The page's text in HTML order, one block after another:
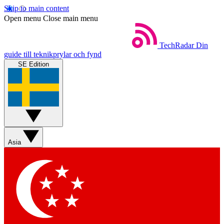
Skip to main content
Open menu Close main menu
TechRadar Din
guide till teknikprylar och fynd
SE Edition
Asia